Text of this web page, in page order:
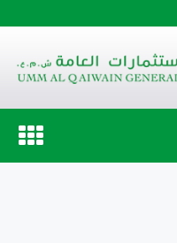
Toggle
navigation